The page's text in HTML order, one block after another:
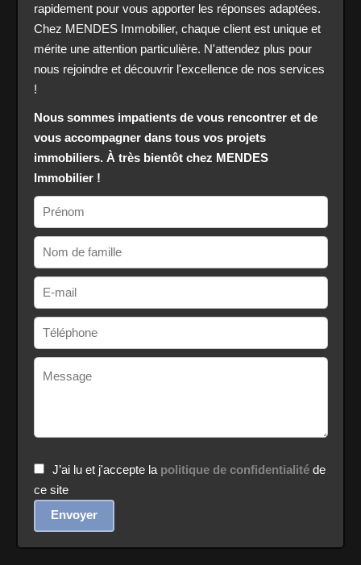
rapidement pour vous apporter les réponses adaptées.
Chez MENDES Immobilier, chaque client est unique et
mérite une attention particulière. N'attendez plus pour
nous rejoindre et découvrir l'excellence de nos services
!
Nous sommes impatients de vous rencontrer et de
vous accompagner dans tous vos projets
immobiliers. À très bientôt chez MENDES
Immobilier !
J’ai lu et j'accepte la politique de confidentialitéde
ce site
Envoyer